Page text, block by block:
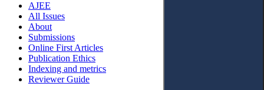
AJEE
All Issues
About
Submissions
Online First Articles
Publication Ethics
Indexing and metrics
Reviewer Guide